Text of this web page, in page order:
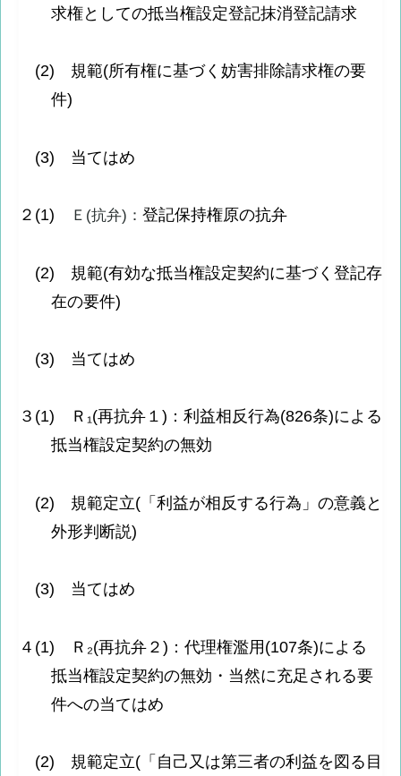
求権としての抵当権設定登記抹消登記請求
(2) 規範(所有権に基づく妨害排除請求権の要
件)
(3) 当てはめ
２(1) Ｅ(抗弁)： 登記保持権原の抗弁
(2) 規範(有効な抵当権設定契約に基づく登記存
在の要件)
(3) 当てはめ
３(1) Ｒ₁(再抗弁１)：利益相反行為(826条)による
抵当権設定契約の無効
(2) 規範定立(「利益が相反する行為」の意義と
外形判断説)
(3) 当てはめ
４(1) Ｒ₂(再抗弁２)：代理権濫用(107条)による
抵当権設定契約の無効・当然に充足される要
件への当てはめ
(2) 規範定立(「自己又は第三者の利益を図る目